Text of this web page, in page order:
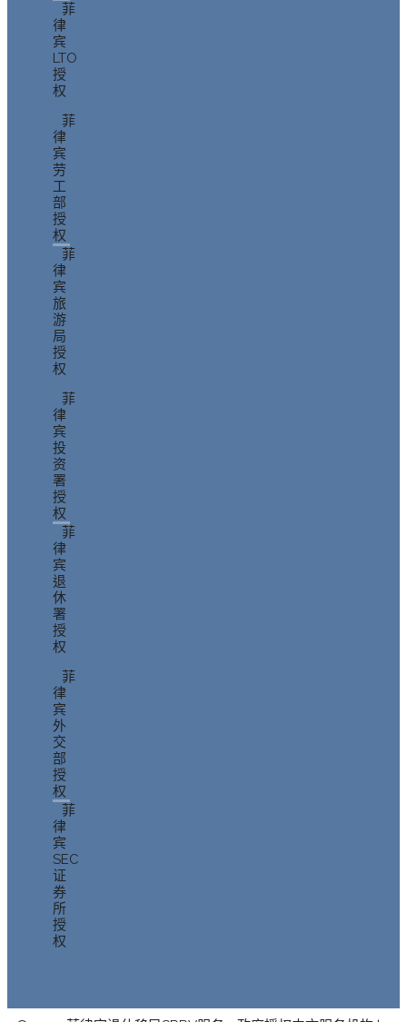
菲
律
宾
LTO
授
权
菲
律
宾
劳
工
部
授
权
菲
律
宾
旅
游
局
授
权
菲
律
宾
投
资
署
授
权
菲
律
宾
退
休
署
授
权
菲
律
宾
外
交
部
授
权
菲
律
宾
SEC
证
券
所
授
权